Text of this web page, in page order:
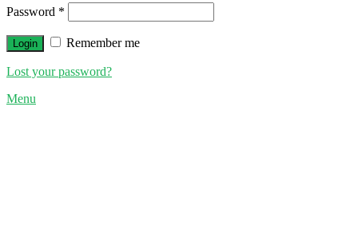
Password *
Remember me
Lost your password?
Menu